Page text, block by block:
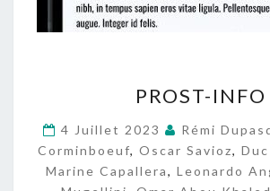
R
S
T
-
PROST-INFO
4 Juillet 2023 Rémi
Corminboeuf, Oscar Savioz,
Marine Capallera, Leonardo